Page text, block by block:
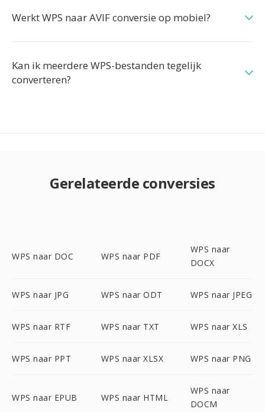
Werkt WPS naar AVIF conversie op mobiel?
Kan ik meerdere WPS-bestanden tegelijk
converteren?
Gerelateerde conversies
WPS naar DOC WPS naar PDF
WPS naar
DOCX
WPS naar JPG WPS naar ODT WPS naar JPEG
WPS naar RTF WPS naar TXT WPS naar XLS
WPS naar PPT WPS naar XLSX WPS naar PNG
WPS naar EPUB WPS naar HTML
WPS naar
DOCM